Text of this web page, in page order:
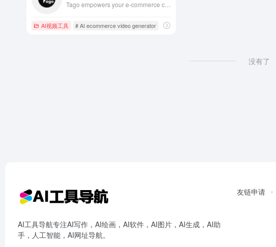
AI视频工具 # AI ecommerce video generator # AI product promotion video
没有了
AI工具导航专注AI写作，AI绘画，AI软件，AI图片，AI生成，AI助
手，人工智能，AI网址导航。
友链申请